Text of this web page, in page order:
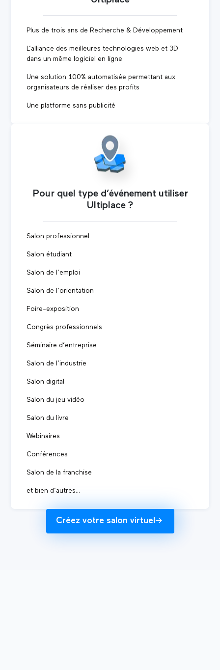
Plus de trois ans de Recherche & Développement
L’alliance des meilleures technologies web et 3D
dans un même logiciel en ligne
Une solution 100% automatisée permettant aux
organisateurs de réaliser des profits
Une platforme sans publicité
Pour quel type d’événement utiliser
Ultiplace ?
Salon professionnel
Salon étudiant
Salon de l’emploi
Salon de l’orientation
Foire-exposition
Congrès professionnels
Séminaire d’entreprise
Salon de l’industrie
Salon digital
Salon du jeu vidéo
Salon du livre
Webinaires
Conférences
Salon de la franchise
et bien d’autres...
Créez votre salon virtuel ->